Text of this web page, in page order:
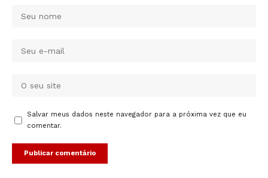
Salvar meus dados neste navegador para a próxima vez que eu
comentar.